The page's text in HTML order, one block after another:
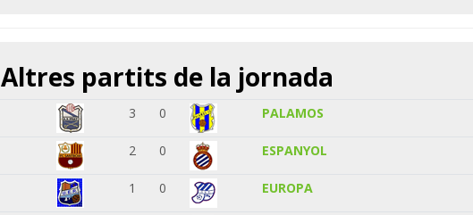
Altres partits de la jornada
3 0 PALAMOS
2 0 ESPANYOL
1 0 EUROPA